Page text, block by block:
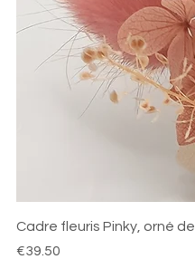
Cadre fleuris Pinky, orné
Price
€39.50